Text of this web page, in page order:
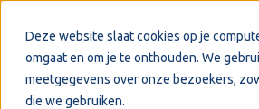
Deze website slaat cookies op je
omgaat en om je te onthouden. We
meetgegevens over onze bezoekers,
die we gebruiken.